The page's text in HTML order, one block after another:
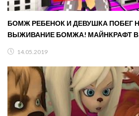
БОМЖ РЕБЕНОК И ДЕВУШКА ПОБЕГ
ВЫЖИВАНИЕ БОМЖА! МАЙНКРАФТ
14.05.2019